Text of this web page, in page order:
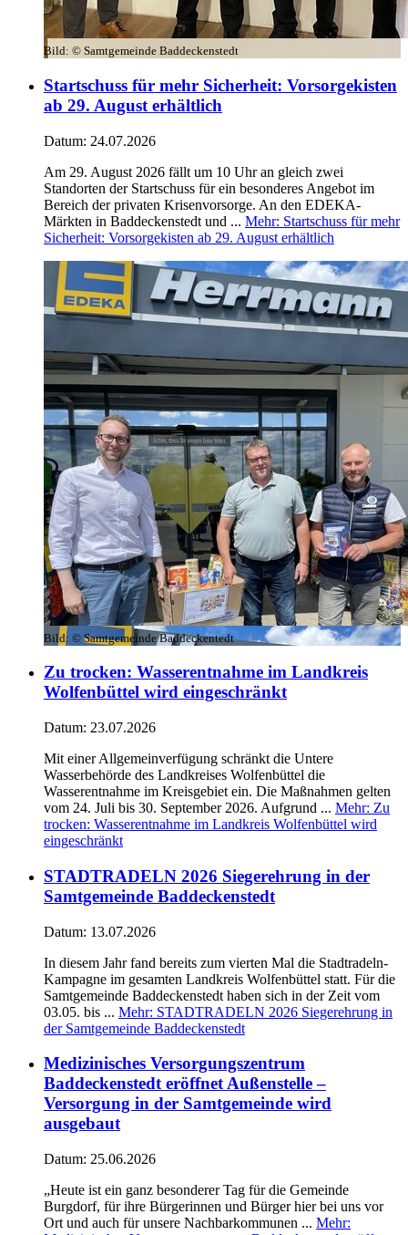
Bild: © Samtgemeinde Baddeckenstedt
Startschuss für mehr Sicherheit: Vorsorgekisten
ab 29. August erhältlich
Datum: 24.07.2026
Am 29. August 2026 fällt um 10 Uhr an gleich zwei
Standorten der Startschuss für ein besonderes Angebot im
Bereich der privaten Krisenvorsorge. An den EDEKA-
Märkten in Baddeckenstedt und ... Mehr: Startschuss für mehr
Sicherheit: Vorsorgekisten ab 29. August erhältlich
Bild: © Samtgemeinde Baddeckentedt
Zu trocken: Wasserentnahme im Landkreis
Wolfenbüttel wird eingeschränkt
Datum: 23.07.2026
Mit einer Allgemeinverfügung schränkt die Untere
Wasserbehörde des Landkreises Wolfenbüttel die
Wasserentnahme im Kreisgebiet ein. Die Maßnahmen gelten
vom 24. Juli bis 30. September 2026. Aufgrund ... Mehr: Zu
trocken: Wasserentnahme im Landkreis Wolfenbüttel wird
eingeschränkt
STADTRADELN 2026 Siegerehrung in der
Samtgemeinde Baddeckenstedt
Datum: 13.07.2026
In diesem Jahr fand bereits zum vierten Mal die Stadtradeln-
Kampagne im gesamten Landkreis Wolfenbüttel statt. Für die
Samtgemeinde Baddeckenstedt haben sich in der Zeit vom
03.05. bis ... Mehr: STADTRADELN 2026 Siegerehrung in
der Samtgemeinde Baddeckenstedt
Medizinisches Versorgungszentrum
Baddeckenstedt eröffnet Außenstelle –
Versorgung in der Samtgemeinde wird
ausgebaut
Datum: 25.06.2026
„Heute ist ein ganz besonderer Tag für die Gemeinde
Burgdorf, für ihre Bürgerinnen und Bürger hier bei uns vor
Ort und auch für unsere Nachbarkommunen ... Mehr: